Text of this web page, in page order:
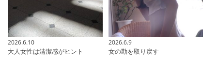
2026.6.10
大人女性は清潔感がヒント
2026.6.9
女の勘を取り戻す